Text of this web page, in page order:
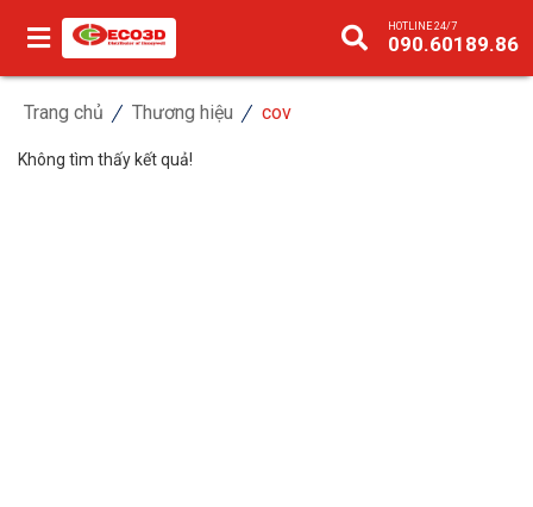
HOTLINE 24/7
090.60189.86
Trang chủ Thương hiệu cov
Không tìm thấy kết quả!